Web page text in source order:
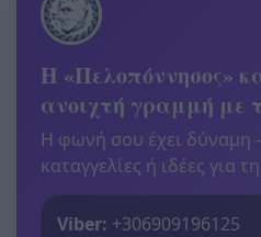
Η «Πελοπόννησος»
ανοιχτή γραμμή με
Η φωνή σου έχει δύναμη
καταγγελίες ή ιδέες για
Viber: +306909196125